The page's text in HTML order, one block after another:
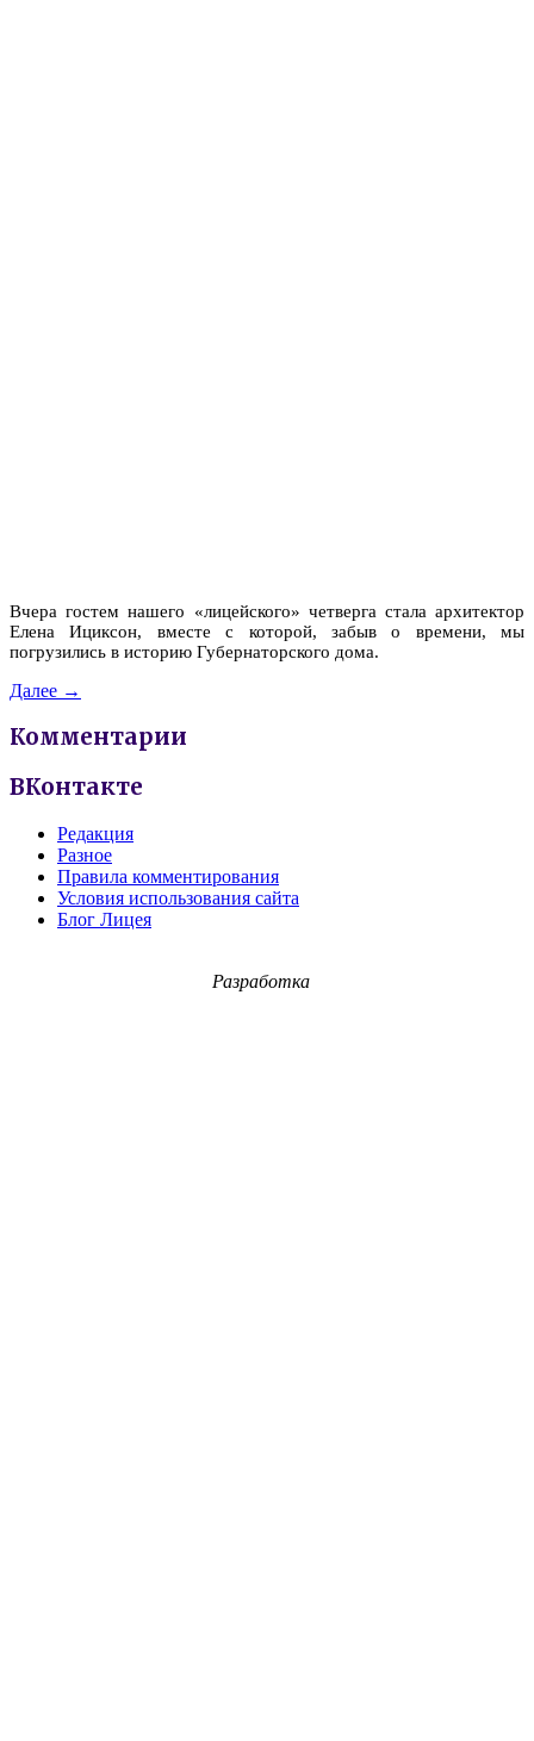
Вчера гостем нашего «лицейского» четверга стала архитектор
Елена Ициксон, вместе с которой, забыв о времени, мы
погрузились в историю Губернаторского дома.
Далее →
Комментарии
ВКонтакте
Редакция
Разное
Правила комментирования
Условия использования сайта
Блог Лицея
Разработка